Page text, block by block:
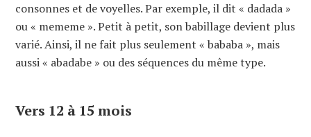
consonnes et de voyelles. Par exemple, il dit « dadada »
ou « mememe ». Petit à petit, son babillage devient plus
varié. Ainsi, il ne fait plus seulement « bababa », mais
aussi « abadabe » ou des séquences du même type.
Vers 12 à 15 mois